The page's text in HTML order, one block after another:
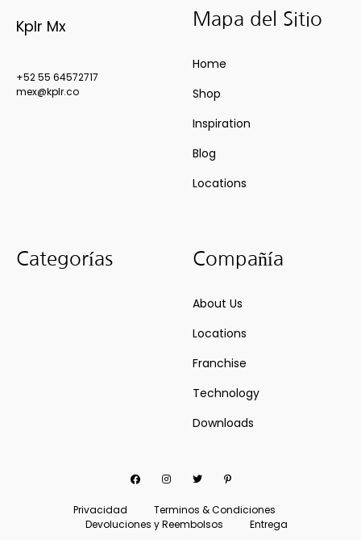
Kplr Mx
+52 55 64572717
mex@kplr.co
Mapa del Sitio
Home
Shop
Inspiration
Blog
Locations
Categorías Compañía
About Us
Locations
Franchise
Technology
Downloads
FacebookInstagramTwitterPinterest
Privacidad
Terminos & Condiciones
Devoluciones y Reembolsos
Entrega